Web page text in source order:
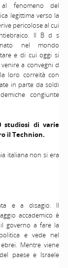
al fenomeno del
legittima verso la
pericolose al cui
Il B d s
nato nel mondo
e di cui oggi si
a convegni d
loro correità con
in parte da soldi
congiunte
studiosi di varie
il Technion.
italiana non si era
e a disagio. Il
accademico è
governo a fare la
e vede nel
Mentre viene
paese e Israele